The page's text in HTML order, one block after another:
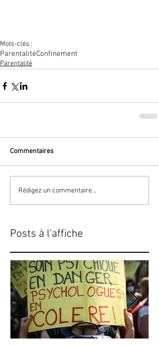
Mots-clés :
ParentalitéConfinement
Parentalité
Commentaires
Rédigez un commentaire...
Posts à l'affiche